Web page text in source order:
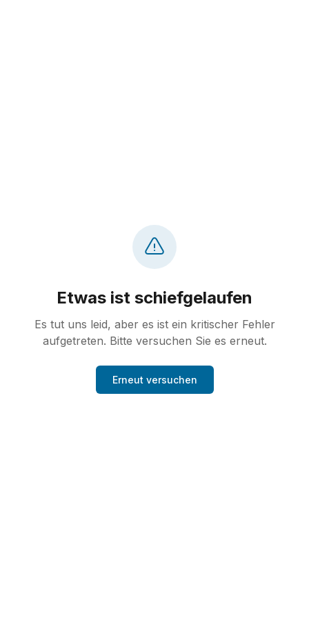
Etwas ist schiefgelaufen
Es tut uns leid, aber es ist ein kritischer Fehler
aufgetreten. Bitte versuchen Sie es erneut.
Erneut versuchen